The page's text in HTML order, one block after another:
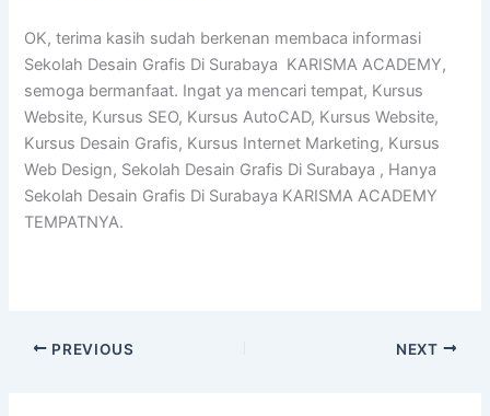
OK, terima kasih sudah berkenan membaca informasi
Sekolah Desain Grafis Di Surabaya KARISMA ACADEMY,
semoga bermanfaat. Ingat ya mencari tempat, Kursus
Website, Kursus SEO, Kursus AutoCAD, Kursus Website,
Kursus Desain Grafis, Kursus Internet Marketing, Kursus
Web Design, Sekolah Desain Grafis Di Surabaya , Hanya
Sekolah Desain Grafis Di Surabaya KARISMA ACADEMY
TEMPATNYA.
PREVIOUS NEXT